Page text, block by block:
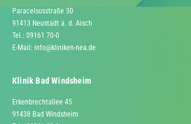
Paracelsusstraße 30
91413 Neustadt a. d. Aisch
Tel.: 09161 70-0
E-Mail: info@kliniken-nea.de
Klinik Bad Windsheim
Erkenbrechtallee 45
91438 Bad Windsheim